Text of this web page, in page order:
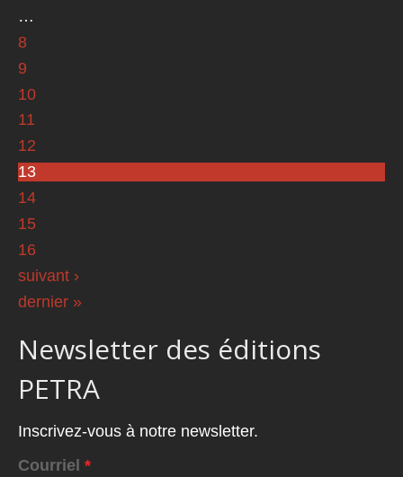
…
8
9
10
11
12
13
14
15
16
suivant ›
dernier »
Newsletter des éditions
PETRA
Inscrivez-vous à notre newsletter.
Courriel *